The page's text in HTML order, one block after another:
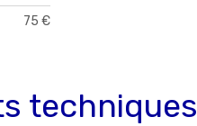
75 €
techniques